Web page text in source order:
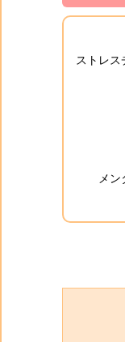
ストレ
メ